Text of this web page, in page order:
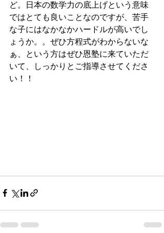
ど。日本の数学力の底上げという意味
ではとても良いことなのですが、苦手
な子にはなかなかハードルが高いでし
ょうか。。ぜひ方程式がわからないな
ぁ、という方はぜひ恩塾に来ていただ
いて、しっかりとご指導させてくださ
い！！